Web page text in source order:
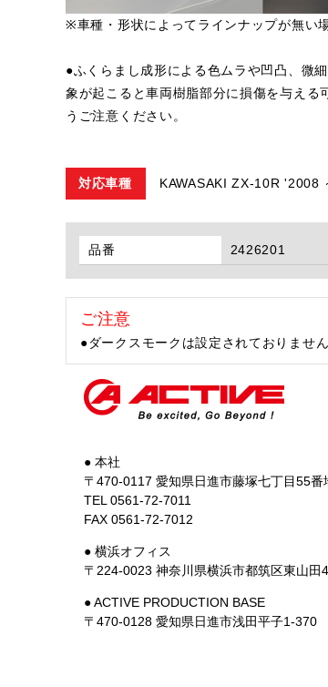
※車種・形状によってラインナップが無い
●ふくらまし成形による色ムラや凹凸、微
象が起こると車両樹脂部分に損傷を与える
うご注意ください。
対応車種 KAWASAKI ZX-10R '2008
品番 2426201
ご注意
●ダークスモークは設定されておりません
● 本社
〒470-0117 愛知県日進市藤塚七丁目55番
TEL 0561-72-7011
FAX 0561-72-7012
● 横浜オフィス
〒224-0023 神奈川県横浜市都筑区東山田
● ACTIVE PRODUCTION BASE
〒470-0128 愛知県日進市浅田平子1-370